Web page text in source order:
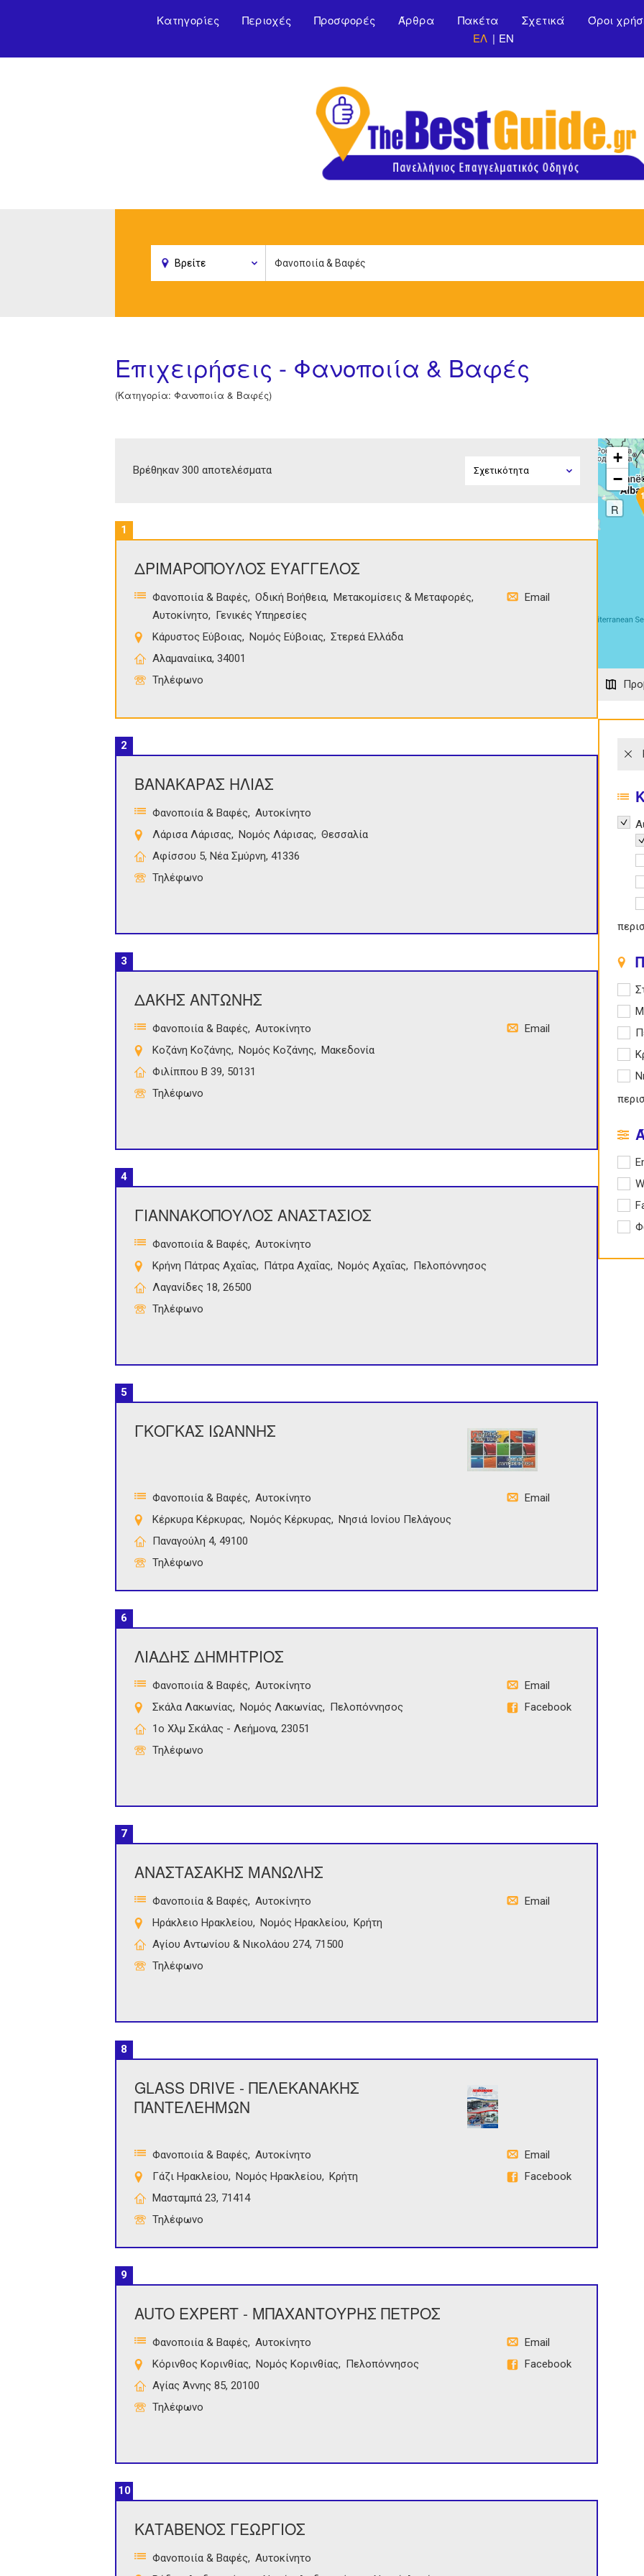
κυρίως περιεχόμενο
Κατηγορίες Περιοχές Προσφορές Άρθρα Πακέτα Σχετικά Όροι
ΕΛ
EN
Επιχειρήσεις - Φανοποιία & Βαφές
(Κατηγορία: Φανοποιία & Βαφές)
Βρέθηκαν 300 αποτελέσματα
1
ΔΡΙΜΑΡΟΠΟΥΛΟΣ ΕΥΑΓΓΕΛΟΣ
Φανοποιία & Βαφές Οδική Βοήθεια Μετακομίσεις & Μεταφορές
Αυτοκίνητο
Γενικές Υπηρεσίες
Κάρυστος Εύβοιας
Νομός Εύβοιας
Στερεά Ελλάδα
Αλαμαναίικα, 34001
Τηλέφωνο
Email
2
ΒΑΝΑΚΑΡΑΣ ΗΛΙΑΣ
Φανοποιία & Βαφές
Αυτοκίνητο
Λάρισα Λάρισας
Νομός Λάρισας
Θεσσαλία
Αφίσσου 5, Νέα Σμύρνη, 41336
Τηλέφωνο
3
ΔΑΚΗΣ ΑΝΤΩΝΗΣ
Φανοποιία & Βαφές
Αυτοκίνητο
Κοζάνη Κοζάνης
Νομός Κοζάνης
Μακεδονία
Φιλίππου Β 39, 50131
Τηλέφωνο
Email
4
ΓΙΑΝΝΑΚΟΠΟΥΛΟΣ ΑΝΑΣΤΑΣΙΟΣ
Φανοποιία & Βαφές
Αυτοκίνητο
Κρήνη Πάτρας Αχαΐας
Πάτρα Αχαΐας Νομός Αχαΐας
Πελοπόννησος
Λαγανίδες 18, 26500
Τηλέφωνο
5
ΓΚΟΓΚΑΣ ΙΩΑΝΝΗΣ
Φανοποιία & Βαφές
Αυτοκίνητο
Κέρκυρα Κέρκυρας
Νομός Κέρκυρας
Νησιά Ιονίου Πελάγους
Παναγούλη 4, 49100
Τηλέφωνο
Email
6
ΛΙΑΔΗΣ ΔΗΜΗΤΡΙΟΣ
Φανοποιία & Βαφές
Αυτοκίνητο
Σκάλα Λακωνίας
Νομός Λακωνίας
Πελοπόννησος
1ο Χλμ Σκάλας - Λεήμονα, 23051
Τηλέφωνο
Email
Facebook
7
ΑΝΑΣΤΑΣΑΚΗΣ ΜΑΝΩΛΗΣ
Φανοποιία & Βαφές
Αυτοκίνητο
Ηράκλειο Ηρακλείου
Νομός Ηρακλείου
Κρήτη
Αγίου Αντωνίου & Νικολάου 274, 71500
Τηλέφωνο
Email
8
GLASS DRIVE - ΠΕΛΕΚΑΝΑΚΗΣ
ΠΑΝΤΕΛΕΗΜΩΝ
Φανοποιία & Βαφές
Αυτοκίνητο
Γάζι Ηρακλείου
Νομός Ηρακλείου
Κρήτη
Μασταμπά 23, 71414
Τηλέφωνο
Email
Facebook
9
AUTO EXPERT - ΜΠΑΧΑΝΤΟΥΡΗΣ ΠΕΤΡΟΣ
Φανοποιία & Βαφές
Αυτοκίνητο
Κόρινθος Κορινθίας
Νομός Κορινθίας
Πελοπόννησος
Αγίας Άννης 85, 20100
Τηλέφωνο
Email
Facebook
10
ΚΑΤΑΒΕΝΟΣ ΓΕΩΡΓΙΟΣ
Φανοποιία & Βαφές
Αυτοκίνητο
+
−
R